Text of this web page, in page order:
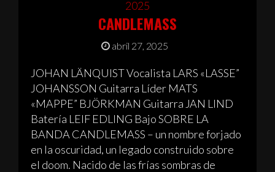
CANDLEMASS
abril 27, 2025
JOHAN LÄNQUIST Vocalista LARS «LASSE”
JOHANSSON Guitarra Líder MATS
«MAPPE” BJÖRKMAN Guitarra JAN LIND
Batería LEIF EDLING Bajo SOBRE LA
BANDA CANDLEMASS – un nombre forjado
en la oscuridad, un legado construido sobre
el doom. Nacido de las frías sombras de